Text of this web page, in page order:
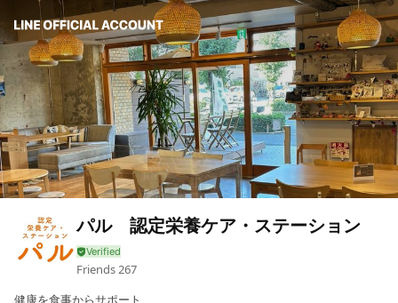
パル 認定栄養ケア・ステーション
Friends267
健康を食事からサポート